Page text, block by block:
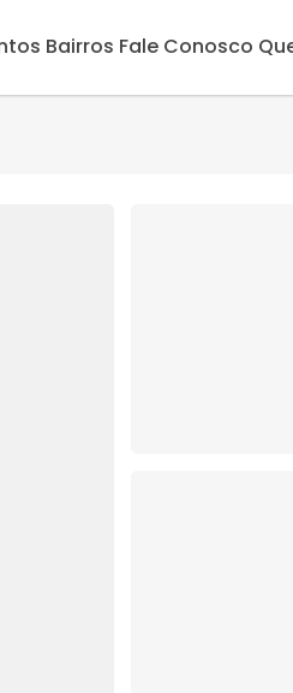
Bairros Fale Conosco